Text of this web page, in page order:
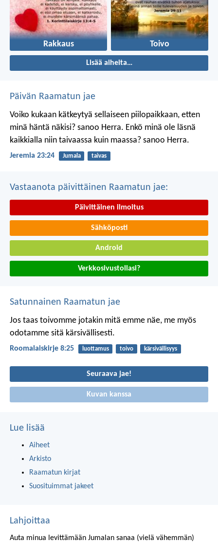
Rakkaus Toivo
Lisää aiheita…
Päivän Raamatun jae
Voiko kukaan kätkeytyä sellaiseen piilopaikkaan, etten
minä häntä näkisi? sanoo Herra. Enkö minä ole läsnä
kaikkialla niin taivaassa kuin maassa? sanoo Herra.
Jeremia 23:24 Jumala taivas
Vastaanota päivittäinen Raamatun jae:
Päivittäinen ilmoitus
Sähköposti
Android
Verkkosivustollasi?
Satunnainen Raamatun jae
Jos taas toivomme jotakin mitä emme näe, me myös
odotamme sitä kärsivällisesti.
Roomalaiskirje 8:25 luottamus toivo kärsivällisyys
Seuraava jae!
Kuvan kanssa
Lue lisää
Aiheet
Arkisto
Raamatun kirjat
Suosituimmat jakeet
Lahjoittaa
Auta minua levittämään Jumalan sanaa (vielä vähemmän)